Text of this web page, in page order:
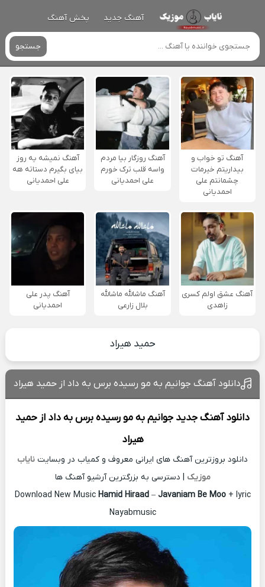
آهنگ جدید پخش آهنگ
جستجو
آهنگ تو خواب و
بیداریتم خیرمات
چشمانتم علی
احمدیانی
آهنگ روزگار بیا مردم
واسه قلب ترک خورم
علی احمدیانی
آهنگ نمیشه یه روز
بیای بگیرم دستاته هه
علی احمدیانی
آهنگ عشق اولم کسری
زاهدی
آهنگ ماشالله ماشالله
بلال زارعی
آهنگ پدر علی
احمدیانی
حمید هیراد
دانلود آهنگ جوانیم به مو رسیده برس به داد از حمید هیراد
دانلود آهنگ جدید جوانیم به مو رسیده برس به داد ازحمید
هیراد
دانلود بروزترین آهنگ های ایرانی معروف و کمیاب در وبسایت نایاب
موزیک | دسترسی به بزرگترین آرشیو آهنگ ها
Download New Music Hamid Hiraad– Javaniam Be Moo+ lyric
Nayabmusic